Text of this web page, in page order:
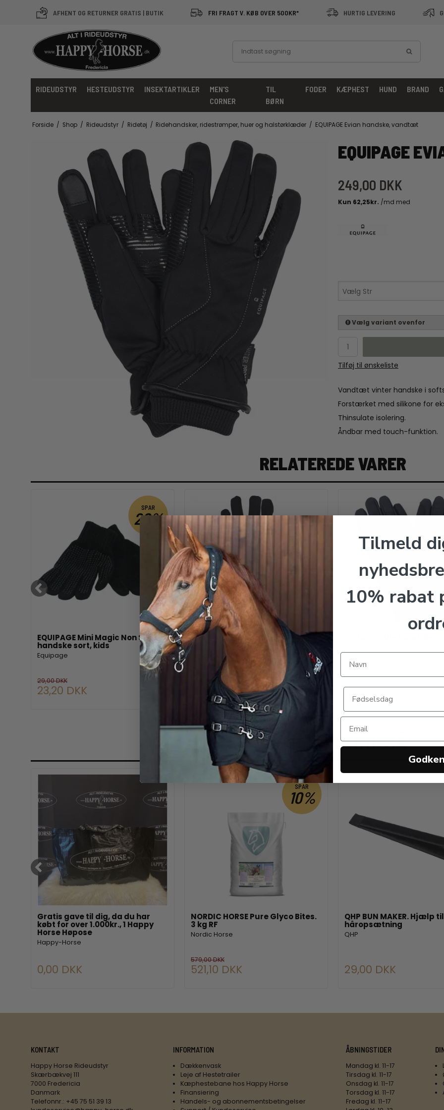
AFHENT OG RETURNER GRATIS | BUTIK FRI FRAGT V. KØB OVER 500KR* HURTIG LEVERING
RIDEUDSTYR HESTEUDSTYR INSEKTARTIKLER
MEN'S
CORNER
TIL
BØRN
FODER KÆPHEST HUND BRAND
Forside / Shop / Rideudstyr / Ridetøj / Ridehandsker, ridestrømper, huer og halstørklæder / EQUIPAGE Evian handske, vandtæt
EQUIPAGE
249,00 DKK
Vælg Str
Vælg variant ovenfor
Tilføj til ønskeliste
Vandtæt vinter handske i
Forstærket med silikone for
Thinsulate isolering.
Åndbar med touch-funktion.
RELATEREDE VARER
SPAR
20%
EQUIPAGE Mini Magic Non Slip
handske sort, kids
Equipage
29,00 DKK
23,20 DKK
EQUIPAGE Elette handske
m/silikone
149,00 DKK 249,00 DKK
ANDRE KØBTE OGSÅ
Gratis gave til dig, da du har
købt for over 1.000kr., 1 Happy
Horse Høpose
Happy-Horse
0,00 DKK
SPAR
10%
NORDIC HORSE Pure Glyco Bites.
3 kg RF
Nordic Horse
579,00 DKK
521,10 DKK
QHP BUN MAKER. Hjælp til
håropsætning
QHP
29,00 DKK
KONTAKT
Happy Horse Rideudstyr
Skærbækvej 111
7000 Fredericia
Danmark
Telefonnr.: +45 75 51 39 13
INFORMATION
Dækkenvask
Leje af Hestetrailer
Kæphestebane hos Happy Horse
Finansiering
Handels- og abonnementsbetingelser
ÅBNINGSTIDER
Mandag kl. 11-17
Tirsdag kl. 11-17
Onsdag kl. 11-17
Torsdag kl. 11-17
Fredag kl. 11-17
Tilmeld
10% rabat